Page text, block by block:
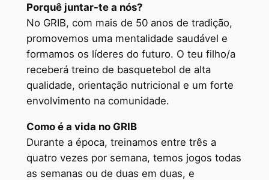
Porquê juntar-te a nós?
No GRIB, com mais de 50 anos de tradição,
promovemos uma mentalidade saudável e
formamos os líderes do futuro. O teu filho/a
receberá treino de basquetebol de alta
qualidade, orientação nutricional e um forte
envolvimento na comunidade.
Como é a vida no GRIB
Durante a época, treinamos entre três a
quatro vezes por semana, temos jogos todas
as semanas ou de duas em duas, e